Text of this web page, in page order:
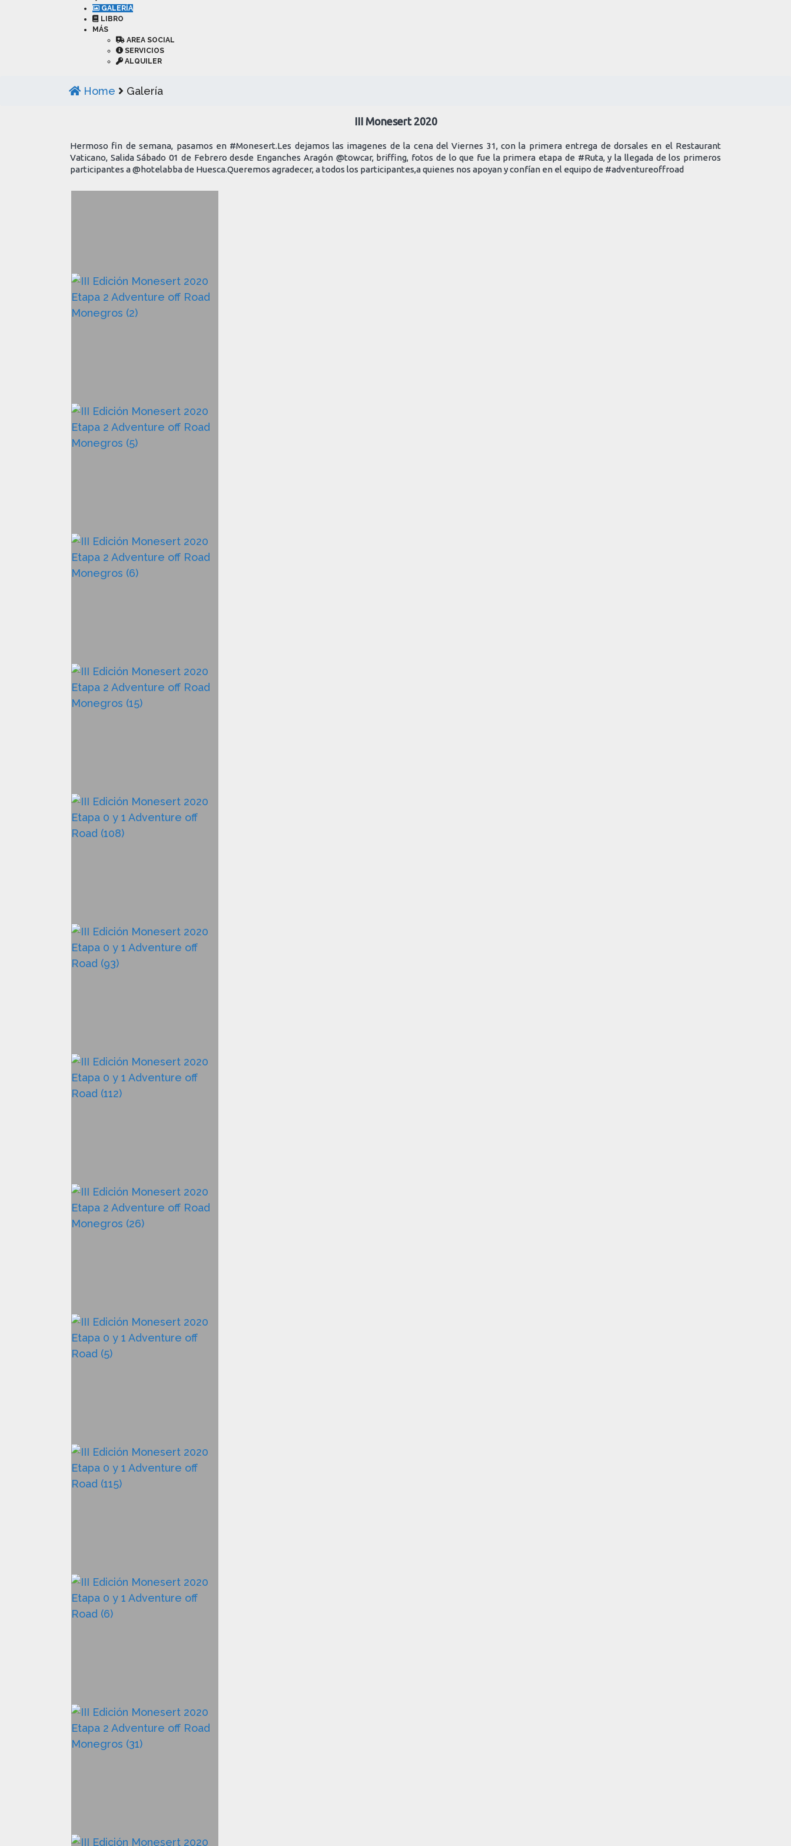
GALERÍA
LIBRO
MÁS
AREA SOCIAL
SERVICIOS
ALQUILER
Home Galería
III Monesert 2020
Hermoso fin de semana, pasamos en #Monesert.Les dejamos las imagenes de la cena del Viernes 31, con la primera entrega de dorsales en el Restaurant
Vaticano, Salida Sábado 01 de Febrero desde Enganches Aragón @towcar, briffing, fotos de lo que fue la primera etapa de #Ruta, y la llegada de los primeros
participantes a @hotelabba de Huesca.Queremos agradecer, a todos los participantes,a quienes nos apoyan y confían en el equipo de #adventureoffroad